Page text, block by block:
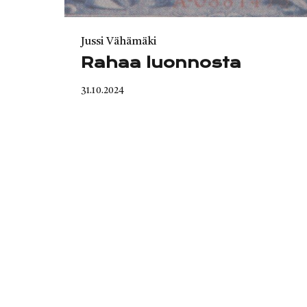
Category
Jussi Vähämäki
Rahaa luonnosta
Published
31.10.2024